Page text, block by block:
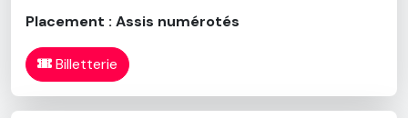
Placement : Assis numérotés
Billetterie